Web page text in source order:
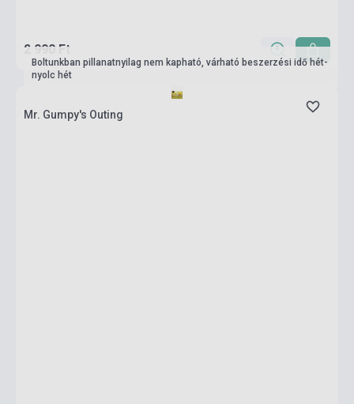
2 990 Ft
Boltunkban pillanatnyilag nem kapható, várható beszerzési idő hét-
nyolc hét
Mr. Gumpy's Outing